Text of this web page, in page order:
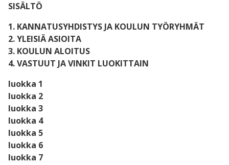
SISÄLTÖ
1. KANNATUSYHDISTYS JA KOULUN TYÖRYHMÄT
2. YLEISIÄ ASIOITA
3. KOULUN ALOITUS
4. VASTUUT JA VINKIT LUOKITTAIN
luokka 1
luokka 2
luokka 3
luokka 4
luokka 5
luokka 6
luokka 7